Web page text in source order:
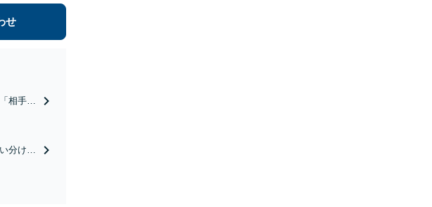
せ
相手方
応】
分け、